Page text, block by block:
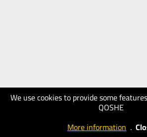
We use cookies to provide some
QOSHE
More information .